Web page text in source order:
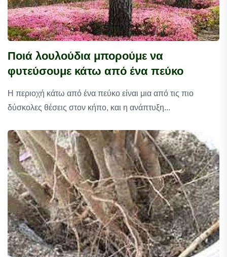
Ποιά λουλούδια μπορούμε να
φυτεύσουμε κάτω από ένα πεύκο
Η περιοχή κάτω από ένα πεύκο είναι μια από τις πιο
δύσκολες θέσεις στον κήπο, και η ανάπτυξη...